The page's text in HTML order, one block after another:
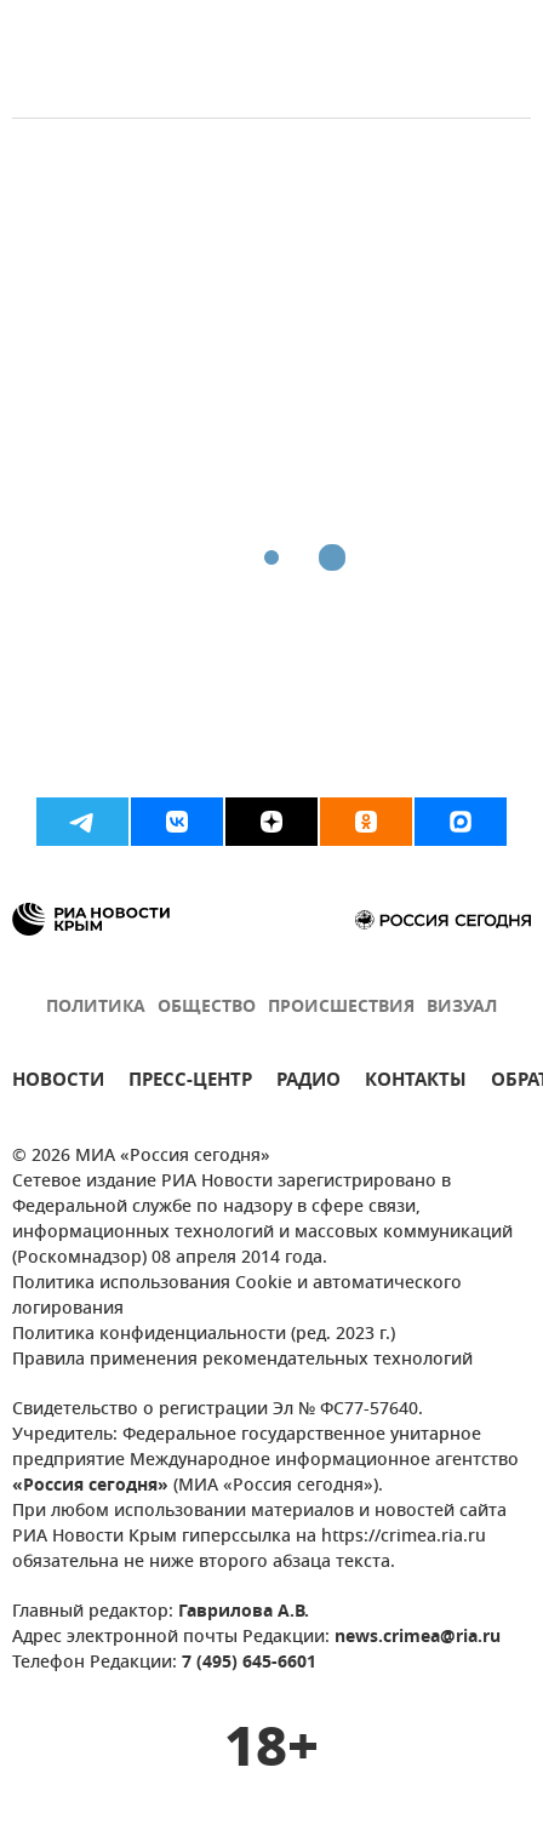
ПОЛИТИКА ОБЩЕСТВО ПРОИСШЕСТВИЯ ВИЗУАЛ
НОВОСТИ ПРЕСС-ЦЕНТР РАДИО КОНТАКТЫ
© 2026 МИА «Россия сегодня»
Сетевое издание РИА Новости зарегистрировано в
Федеральной службе по надзору в сфере связи,
информационных технологий и массовых коммуникаций
(Роскомнадзор) 08 апреля 2014 года.
Политика использования Cookie и автоматического
логирования
Политика конфиденциальности (ред. 2023 г.)
Правила применения рекомендательных технологий
Свидетельство о регистрации Эл № ФС77-57640.
Учредитель: Федеральное государственное унитарное
предприятие Международное информационное агентство
«Россия сегодня» (МИА «Россия сегодня»).
При любом использовании материалов и новостей сайта
РИА Новости Крым гиперссылка на https://crimea.ria.ru
обязательна не ниже второго абзаца текста.
Главный редактор: Гаврилова А.В.
Адрес электронной почты Редакции: news.crimea@ria.ru
Телефон Редакции: 7 (495) 645-6601
18+